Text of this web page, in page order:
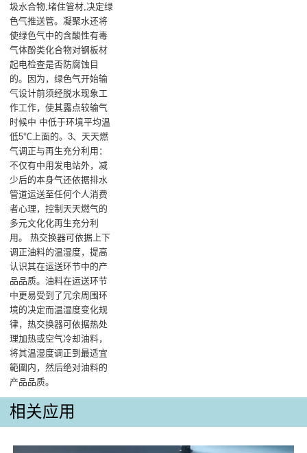
圾水合物,堵住管材,决定绿
色气推送管。凝聚水还将
使绿色气中的含酸性有毒
气体酚类化合物对钢板材
起电检查是否防腐蚀目
的。因为，绿色气开始输
气设计前须经脱水现象工
作工作，使其露点较输气
时候中 中低于环境平均温
低5℃上面的。3、天天燃
气调正与再生充分利用：
不仅有中用发电站外，减
少后的本身气还依据排水
管道运送至任何个人消费
者心理，控制天天燃气的
多元文化化再生充分利
用。 热交换器可依据上下
调正油料的温湿度，提高
认识其在运送环节中的产
品品质。油料在运送环节
中更易受到了冗余周围环
境的决定而温湿度变化规
律，热交换器可依据热处
理加热或空气冷却油料，
将其温湿度调正到最适宜
範圍内，然后绝对油料的
产品品质‌。
相关应用